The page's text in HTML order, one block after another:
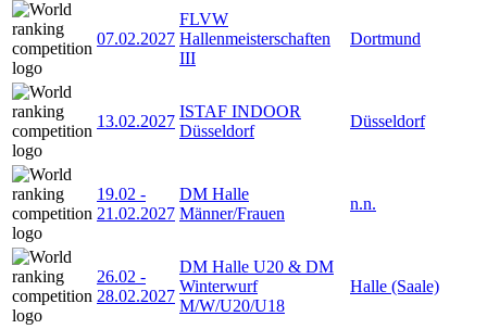
07.02.2027
FLVW
Hallenmeisterschaften
III
Dortmund
13.02.2027
ISTAF INDOOR
Düsseldorf
Düsseldorf
19.02 -
21.02.2027
DM Halle
Männer/Frauen
n.n.
26.02 -
28.02.2027
DM Halle U20 & DM
Winterwurf
M/W/U20/U18
Halle (Saale)